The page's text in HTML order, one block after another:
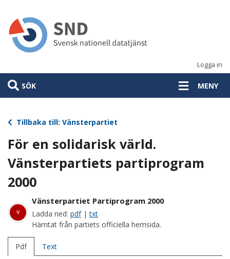
huvudinnehåll
Logga in
SÖK MENY
Tillbaka till: Vänsterpartiet
För en solidarisk värld.
Vänsterpartiets partiprogram
2000
v
Vänsterpartiet Partiprogram 2000
Ladda ned: pdf|txt
Hämtat från partiets officiella hemsida.
Pdf Text